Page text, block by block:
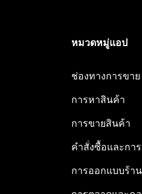
หมวดหมู่แอป
ช่องทางการขาย
การหาสินค้า
การขายสินค้า
คำสั่งซื้อและกา
การออกแบบร้า